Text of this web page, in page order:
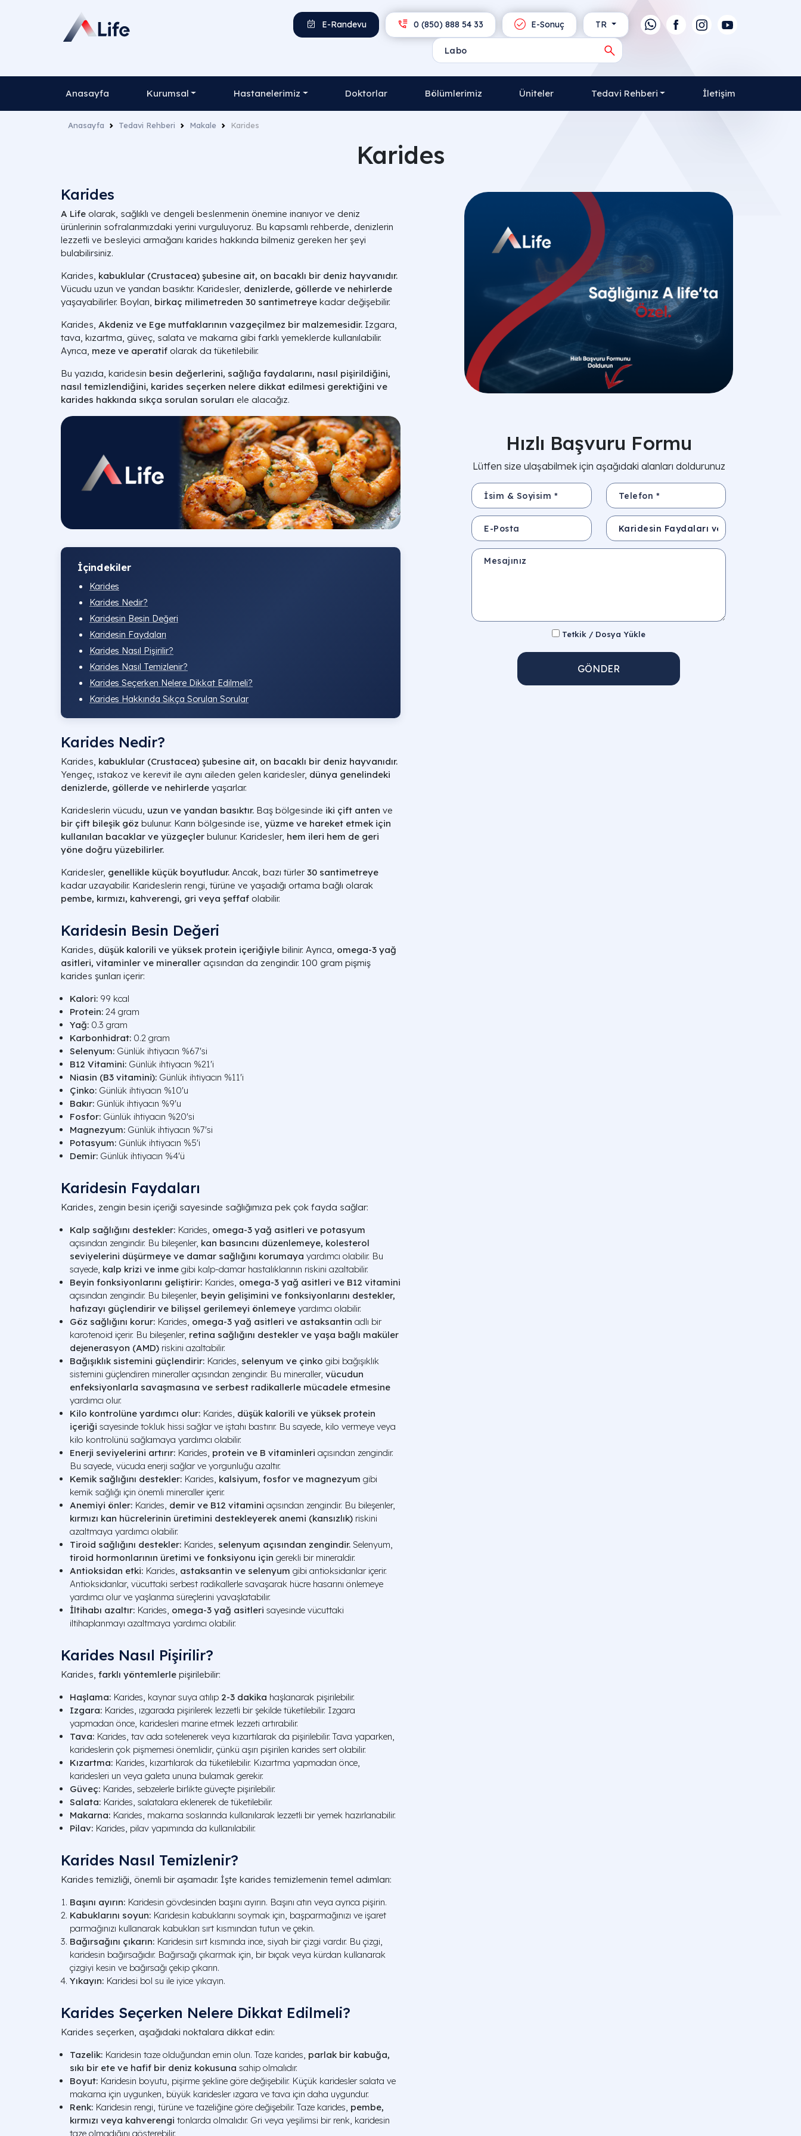
TR
E-Sonuç
0 (850) 888 54 33
E-Randevu
Anasayfa Kurumsal Hastanelerimiz Doktorlar Bölümlerimiz Üniteler Tedavi Rehberi İletişim
Anasayfa Tedavi Rehberi Makale Karides
Karides
Karides
A Life olarak, sağlıklı ve dengeli beslenmenin önemine inanıyor ve deniz
ürünlerinin sofralarımızdaki yerini vurguluyoruz. Bu kapsamlı rehberde, denizlerin
lezzetli ve besleyici armağanı karides hakkında bilmeniz gereken her şeyi
bulabilirsiniz.
Karides, kabuklular (Crustacea) şubesine ait, on bacaklı bir deniz hayvanıdır.
Vücudu uzun ve yandan basıktır. Karidesler, denizlerde, göllerde ve nehirlerde
yaşayabilirler. Boyları, birkaç milimetreden 30 santimetreye kadar değişebilir.
Karides, Akdeniz ve Ege mutfaklarının vazgeçilmez bir malzemesidir. Izgara,
tava, kızartma, güveç, salata ve makarna gibi farklı yemeklerde kullanılabilir.
Ayrıca, meze ve aperatif olarak da tüketilebilir.
Bu yazıda, karidesin besin değerlerini, sağlığa faydalarını, nasıl pişirildiğini,
nasıl temizlendiğini, karides seçerken nelere dikkat edilmesi gerektiğini ve
karides hakkında sıkça sorulan soruları ele alacağız.
İçindekiler
Karides
Karides Nedir?
Karidesin Besin Değeri
Karidesin Faydaları
Karides Nasıl Pişirilir?
Karides Nasıl Temizlenir?
Karides Seçerken Nelere Dikkat Edilmeli?
Karides Hakkında Sıkça Sorulan Sorular
Karides Nedir?
Karides, kabuklular (Crustacea) şubesine ait, on bacaklı bir deniz hayvanıdır.
Yengeç, ıstakoz ve kerevit ile aynı aileden gelen karidesler, dünya genelindeki
denizlerde, göllerde ve nehirlerde yaşarlar.
Karideslerin vücudu, uzun ve yandan basıktır. Baş bölgesinde iki çift anten ve
bir çift bileşik göz bulunur. Karın bölgesinde ise, yüzme ve hareket etmek için
kullanılan bacaklar ve yüzgeçler bulunur. Karidesler, hem ileri hem de geri
yöne doğru yüzebilirler.
Karidesler, genellikle küçük boyutludur. Ancak, bazı türler30 santimetreye
kadar uzayabilir. Karideslerin rengi, türüne ve yaşadığı ortama bağlı olarak
pembe, kırmızı, kahverengi, gri veya şeffaf olabilir.
Karidesin Besin Değeri
Karides, düşük kalorili ve yüksek protein içeriğiyle bilinir. Ayrıca, omega-3 yağ
asitleri, vitaminler ve mineraller açısından da zengindir. 100 gram pişmiş
karides şunları içerir:
Kalori: 99 kcal
Protein: 24 gram
Yağ: 0.3 gram
Karbonhidrat: 0.2 gram
Selenyum: Günlük ihtiyacın %67'si
B12 Vitamini: Günlük ihtiyacın %21'i
Niasin (B3 vitamini): Günlük ihtiyacın %11'i
Çinko: Günlük ihtiyacın %10'u
Bakır: Günlük ihtiyacın %9'u
Fosfor: Günlük ihtiyacın %20'si
Magnezyum: Günlük ihtiyacın %7'si
Potasyum: Günlük ihtiyacın %5'i
Demir: Günlük ihtiyacın %4'ü
Karidesin Faydaları
Karides, zengin besin içeriği sayesinde sağlığımıza pek çok fayda sağlar:
Kalp sağlığını destekler: Karides, omega-3 yağ asitleri ve potasyum
açısından zengindir. Bu bileşenler, kan basıncını düzenlemeye, kolesterol
seviyelerini düşürmeye ve damar sağlığını korumaya yardımcı olabilir. Bu
sayede, kalp krizi ve inme gibi kalp-damar hastalıklarının riskini azaltabilir.
Beyin fonksiyonlarını geliştirir: Karides, omega-3 yağ asitleri ve B12 vitamini
açısından zengindir. Bu bileşenler, beyin gelişimini ve fonksiyonlarını destekler,
hafızayı güçlendirir ve bilişsel gerilemeyi önlemeye yardımcı olabilir.
Göz sağlığını korur: Karides, omega-3 yağ asitleri ve astaksantin adlı bir
karotenoid içerir. Bu bileşenler, retina sağlığını destekler ve yaşa bağlı maküler
dejenerasyon (AMD) riskini azaltabilir.
Bağışıklık sistemini güçlendirir: Karides, selenyum ve çinko gibi bağışıklık
sistemini güçlendiren mineraller açısından zengindir. Bu mineraller, vücudun
enfeksiyonlarla savaşmasına ve serbest radikallerle mücadele etmesine
yardımcı olur.
Kilo kontrolüne yardımcı olur: Karides, düşük kalorili ve yüksek protein
içeriği sayesinde tokluk hissi sağlar ve iştahı bastırır. Bu sayede, kilo vermeye veya
kilo kontrolünü sağlamaya yardımcı olabilir.
Enerji seviyelerini artırır: Karides, protein ve B vitaminleri açısından zengindir.
Bu sayede, vücuda enerji sağlar ve yorgunluğu azaltır.
Kemik sağlığını destekler: Karides, kalsiyum, fosfor ve magnezyum gibi
kemik sağlığı için önemli mineraller içerir.
Anemiyi önler: Karides, demir ve B12 vitamini açısından zengindir. Bu bileşenler,
kırmızı kan hücrelerinin üretimini destekleyerek anemi (kansızlık) riskini
azaltmaya yardımcı olabilir.
Tiroid sağlığını destekler: Karides, selenyum açısından zengindir. Selenyum,
tiroid hormonlarının üretimi ve fonksiyonu için gerekli bir mineraldir.
Antioksidan etki: Karides, astaksantin ve selenyum gibi antioksidanlar içerir.
Antioksidanlar, vücuttaki serbest radikallerle savaşarak hücre hasarını önlemeye
yardımcı olur ve yaşlanma süreçlerini yavaşlatabilir.
İltihabı azaltır: Karides, omega-3 yağ asitleri sayesinde vücuttaki
iltihaplanmayı azaltmaya yardımcı olabilir.
Karides Nasıl Pişirilir?
Karides, farklı yöntemlerle pişirilebilir:
Haşlama: Karides, kaynar suya atılıp 2-3 dakika haşlanarak pişirilebilir.
Izgara: Karides, ızgarada pişirilerek lezzetli bir şekilde tüketilebilir. Izgara
yapmadan önce, karidesleri marine etmek lezzeti artırabilir.
Tava: Karides, tav ada sotelenerek veya kızartılarak da pişirilebilir. Tava yaparken,
karideslerin çok pişmemesi önemlidir, çünkü aşırı pişirilen karides sert olabilir.
Kızartma: Karides, kızartılarak da tüketilebilir. Kızartma yapmadan önce,
karidesleri un veya galeta ununa bulamak gerekir.
Güveç: Karides, sebzelerle birlikte güveçte pişirilebilir.
Salata: Karides, salatalara eklenerek de tüketilebilir.
Makarna: Karides, makarna soslarında kullanılarak lezzetli bir yemek hazırlanabilir.
Pilav: Karides, pilav yapımında da kullanılabilir.
Karides Nasıl Temizlenir?
Karides temizliği, önemli bir aşamadır. İşte karides temizlemenin temel adımları:
Başını ayırın: Karidesin gövdesinden başını ayırın. Başını atın veya ayrıca pişirin.
Kabuklarını soyun: Karidesin kabuklarını soymak için, başparmağınızı ve işaret
parmağınızı kullanarak kabukları sırt kısmından tutun ve çekin.
Bağırsağını çıkarın: Karidesin sırt kısmında ince, siyah bir çizgi vardır. Bu çizgi,
karidesin bağırsağıdır. Bağırsağı çıkarmak için, bir bıçak veya kürdan kullanarak
çizgiyi kesin ve bağırsağı çekip çıkarın.
Yıkayın: Karidesi bol su ile iyice yıkayın.
Karides Seçerken Nelere Dikkat Edilmeli?
Karides seçerken, aşağıdaki noktalara dikkat edin:
Tazelik: Karidesin taze olduğundan emin olun. Taze karides, parlak bir kabuğa,
sıkı bir ete ve hafif bir deniz kokusuna sahip olmalıdır.
Boyut: Karidesin boyutu, pişirme şekline göre değişebilir. Küçük karidesler salata ve
makarna için uygunken, büyük karidesler ızgara ve tava için daha uygundur.
Renk: Karidesin rengi, türüne ve tazeliğine göre değişebilir. Taze karides, pembe,
kırmızı veya kahverengi tonlarda olmalıdır. Gri veya yeşilimsi bir renk, karidesin
taze olmadığını gösterebilir.
Hızlı Başvuru Formu
Lütfen size ulaşabilmek için aşağıdaki alanları doldurunuz
İsim & Soyisim * Telefon *
E-Posta Konu
Mesajınız
Tetkik / Dosya Yükle
GÖNDER